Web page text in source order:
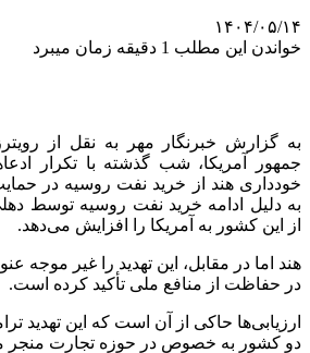
۱۴۰۴/۰۵/۱۴
خواندن این مطلب 1 دقیقه زمان میبرد
به گزارش خبرنگار مهر به نقل از
جمهور آمریکا، شب گذشته با تکرار
خودداری هند از خرید نفت روسیه در
به دلیل ادامه خرید نفت روسیه توسط
از این کشور به آمریکا را افزایش می‌دهد.
هند اما در مقابل، این تهدید را غیر موجه
در حفاظت از منافع ملی تأکید کرده است.
ارزیابی‌ها حاکی از آن است که این تهدید
دو کشور به خصوص در حوزه تجارت منجر